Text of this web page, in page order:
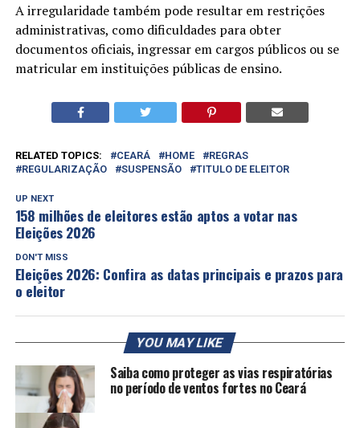
A irregularidade também pode resultar em restrições
administrativas, como dificuldades para obter
documentos oficiais, ingressar em cargos públicos ou se
matricular em instituições públicas de ensino.
RELATED TOPICS: CEARÁ HOME
REGRAS
REGULARIZAÇÃO
SUSPENSÃO TITULO DE ELEITOR
UP NEXT
158 milhões de eleitores estão aptos a votar nas
Eleições 2026
DON'T MISS
Eleições 2026: Confira as datas principais e prazos para
o eleitor
YOU MAY LIKE
Saiba como proteger as vias respiratórias
no período de ventos fortes no Ceará